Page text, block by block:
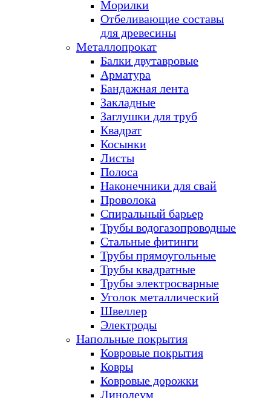
Морилки
Отбеливающие составы
для древесины
Металлопрокат
Балки двутавровые
Арматура
Бандажная лента
Закладные
Заглушки для труб
Квадрат
Косынки
Листы
Полоса
Наконечники для свай
Проволока
Спиральный барьер
Трубы водогазопроводные
Стальные фитинги
Трубы прямоугольные
Трубы квадратные
Трубы электросварные
Уголок металлический
Швеллер
Электроды
Напольные покрытия
Ковровые покрытия
Ковры
Ковровые дорожки
Линолеум